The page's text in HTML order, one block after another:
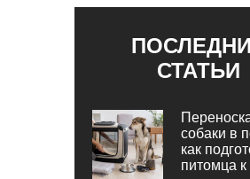
СТАТЬИ
собаки в
как
питомца к